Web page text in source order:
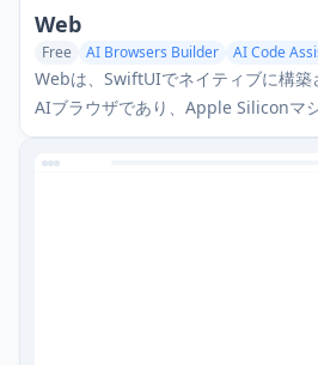
Web
Free AI Browsers Builder AI Code
Webは、SwiftUIでネイティブに構築
AIブラウザであり、Apple Siliconマ
合されたローカルAI機能を備えた、
なブラウジングエクスペリエンスを提